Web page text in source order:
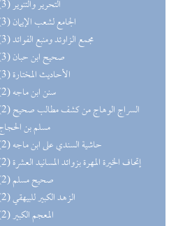
(3) التحرير والتنوير
(3) الجامع لشعب الإيمان
(3) مجمع الزاوئد ومنبع الفوائد
(3) صحيح ابن حبان
(3) الأحاديث المختارة
(2) سنن ابن ماجه
(2) السراج الوهاج
مسلم بن
(2) حاشية السندي على ابن ماجه
(2) إتحاف الخيرة المهرة بزوائد المسانيد العشرة
(2) صحيح مسلم
(2) الزهد الكبير للبيهقي
(2) المعجم الكبير